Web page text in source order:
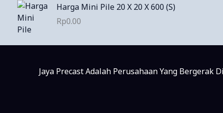
Harga Mini Pile 20 X 20 X 600 (S)
Rp0.00
Jaya Precast Adalah Perusahaan Yang